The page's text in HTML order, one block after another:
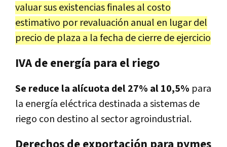
valuar sus existencias finales al costo
estimativo por revaluación anual en lugar del
precio de plaza a la fecha de cierre de ejercicio
IVA de energía para el riego
Se reduce la alícuota del 27% al 10,5% para
la energía eléctrica destinada a sistemas de
riego con destino al sector agroindustrial.